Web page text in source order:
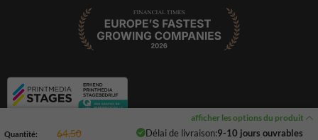
afficher les options du produit
Quantité: 64,50 Délai de livraison:9-10 jours ouvrables